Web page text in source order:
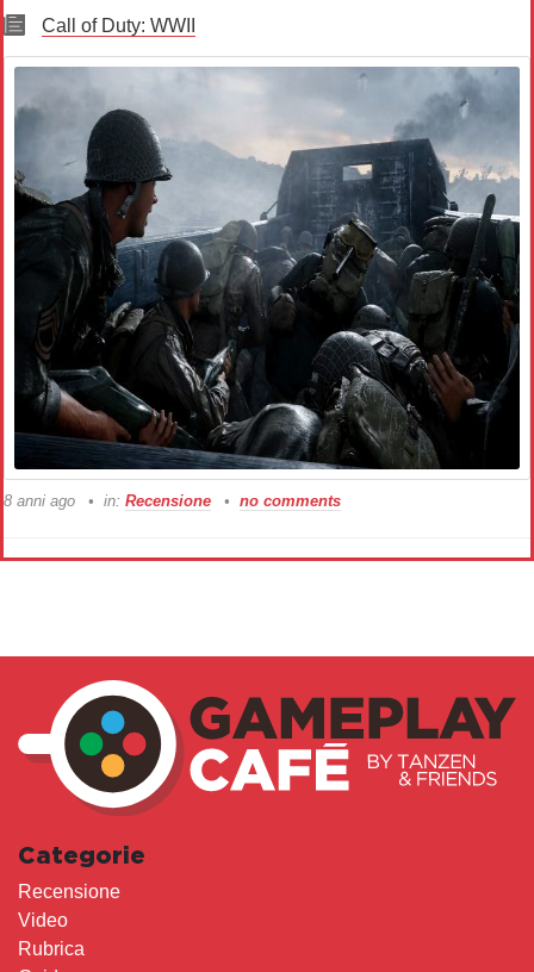
Call of Duty: WWII
8 anni ago in: Recensione no comments
Categorie
Recensione
Video
Rubrica